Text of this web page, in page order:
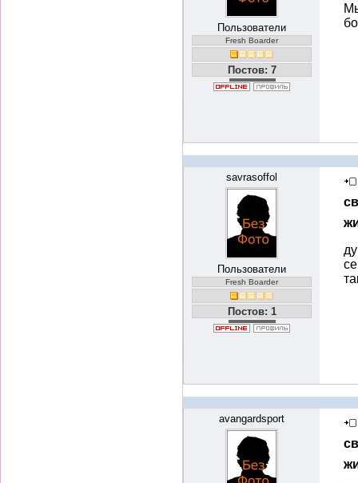
Пользователи
Fresh Boarder
Постов: 7
savrasoffol
Пользователи
Fresh Boarder
Постов: 1
avangardsport